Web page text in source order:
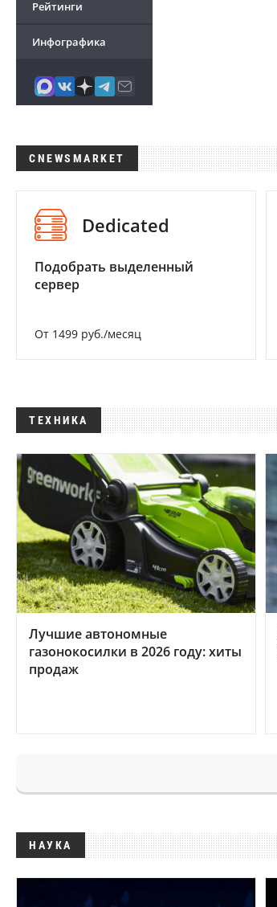
Рейтинги
Инфографика
CNEWSMARKET
Dedicated
Подобрать выделенный
сервер
От 1499 руб./месяц
ТЕХНИКА
Лучшие автономные
газонокосилки в 2026 году: хиты
продаж
НАУКА